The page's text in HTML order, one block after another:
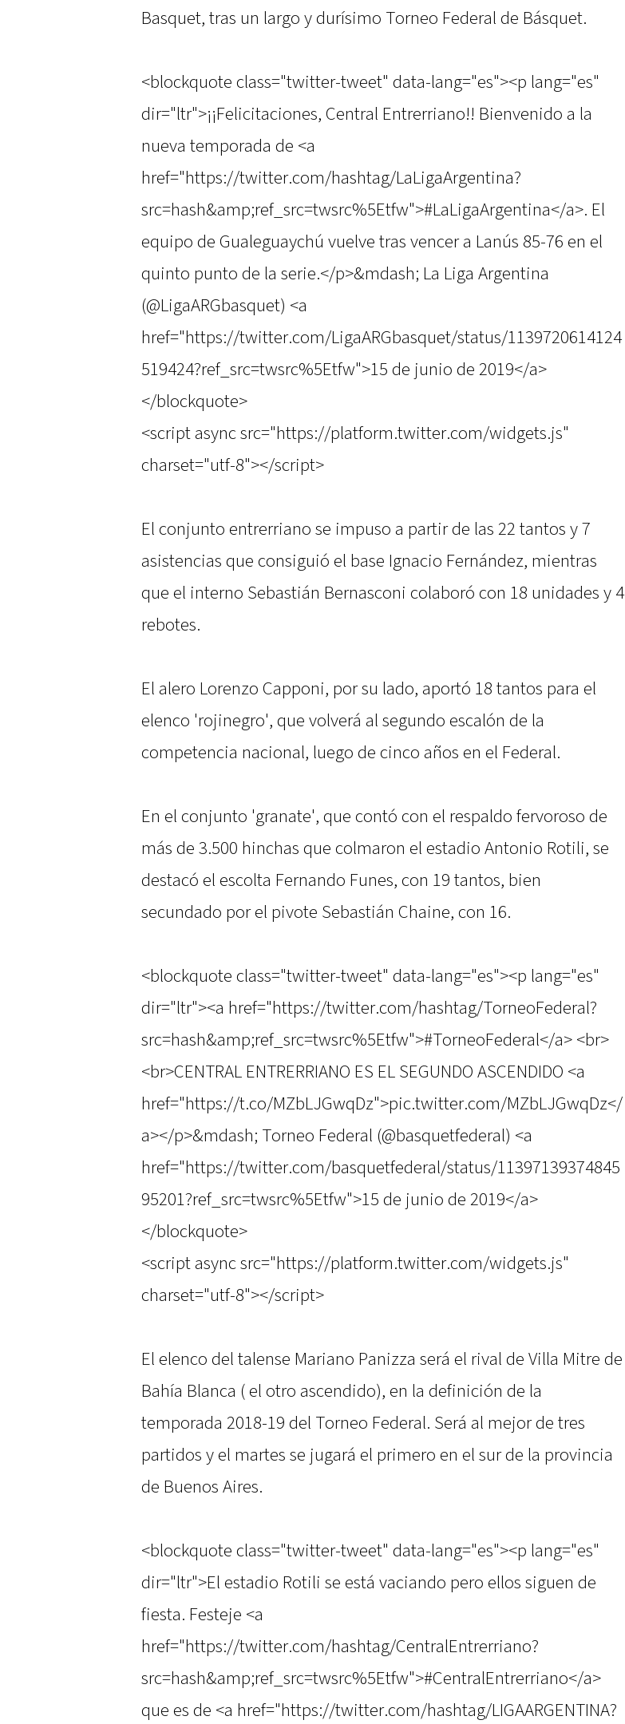
Basquet, tras un largo y durísimo Torneo Federal de Básquet.
<blockquote class="twitter-tweet" data-lang="es"><p lang="es"
dir="ltr">¡¡Felicitaciones, Central Entrerriano!! Bienvenido a la
nueva temporada de <a
href="https://twitter.com/hashtag/LaLigaArgentina?
src=hash&amp;ref_src=twsrc%5Etfw">#LaLigaArgentina</a>. El
equipo de Gualeguaychú vuelve tras vencer a Lanús 85-76 en el
quinto punto de la serie.</p>&mdash; La Liga Argentina
(@LigaARGbasquet) <a
href="https://twitter.com/LigaARGbasquet/status/1139720614124
519424?ref_src=twsrc%5Etfw">15 de junio de 2019</a>
</blockquote>
<script async src="https://platform.twitter.com/widgets.js"
charset="utf-8"></script>
El conjunto entrerriano se impuso a partir de las 22 tantos y 7
asistencias que consiguió el base Ignacio Fernández, mientras
que el interno Sebastián Bernasconi colaboró con 18 unidades y 4
rebotes.
El alero Lorenzo Capponi, por su lado, aportó 18 tantos para el
elenco 'rojinegro', que volverá al segundo escalón de la
competencia nacional, luego de cinco años en el Federal.
En el conjunto 'granate', que contó con el respaldo fervoroso de
más de 3.500 hinchas que colmaron el estadio Antonio Rotili, se
destacó el escolta Fernando Funes, con 19 tantos, bien
secundado por el pivote Sebastián Chaine, con 16.
<blockquote class="twitter-tweet" data-lang="es"><p lang="es"
dir="ltr"><a href="https://twitter.com/hashtag/TorneoFederal?
src=hash&amp;ref_src=twsrc%5Etfw">#TorneoFederal</a> <br>
<br>CENTRAL ENTRERRIANO ES EL SEGUNDO ASCENDIDO <a
href="https://t.co/MZbLJGwqDz">pic.twitter.com/MZbLJGwqDz</
a></p>&mdash; Torneo Federal (@basquetfederal) <a
href="https://twitter.com/basquetfederal/status/11397139374845
95201?ref_src=twsrc%5Etfw">15 de junio de 2019</a>
</blockquote>
<script async src="https://platform.twitter.com/widgets.js"
charset="utf-8"></script>
El elenco del talense Mariano Panizza será el rival de Villa Mitre de
Bahía Blanca ( el otro ascendido), en la definición de la
temporada 2018-19 del Torneo Federal. Será al mejor de tres
partidos y el martes se jugará el primero en el sur de la provincia
de Buenos Aires.
<blockquote class="twitter-tweet" data-lang="es"><p lang="es"
dir="ltr">El estadio Rotili se está vaciando pero ellos siguen de
fiesta. Festeje <a
href="https://twitter.com/hashtag/CentralEntrerriano?
src=hash&amp;ref_src=twsrc%5Etfw">#CentralEntrerriano</a>
que es de <a href="https://twitter.com/hashtag/LIGAARGENTINA?